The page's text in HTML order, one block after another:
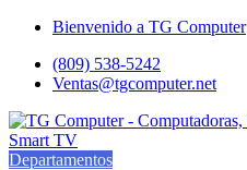
Saltar
navegación
saltar
contenido
Bienvenido a TG Computer
(809) 538-5242
Ventas@tgcomputer.net
Departamentos